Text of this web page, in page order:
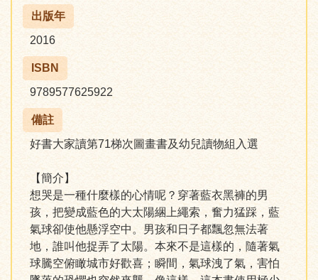
出版年
2016
ISBN
9789577625922
備註
好書大家讀第71梯次圖畫書及幼兒讀物組入選
【簡介】
想哭是一種什麼樣的心情呢？穿著藍衣黑褲的男
孩，把變成藍色的大太陽綑上繩索，奮力猛踩，藍
氣球卻使他懸浮空中。男孩和日子都飄忽無法著
地，誰叫他捉弄了太陽。本來不是這樣的，隨著氣
球騰空俯瞰城市好歡喜；瞬間，氣球洩了氣，害怕